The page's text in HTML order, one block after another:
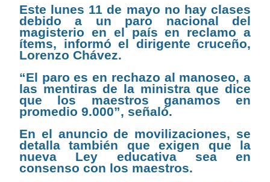
Este lunes 11 de mayo no hay clases
debido a un paro nacional del
magisterio en el país en reclamo a
ítems, informó el dirigente cruceño,
Lorenzo Chávez.
“El paro es en rechazo al manoseo, a
las mentiras de la ministra que dice
que los maestros ganamos en
promedio 9.000”, señaló.
En el anuncio de movilizaciones, se
detalla también que exigen que la
nueva Ley educativa sea en
consenso con los maestros.